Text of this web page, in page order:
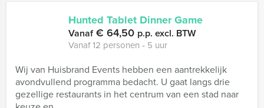
Hunted Tablet Dinner Game
Vanaf€ 64,50 p.p. excl. BTW
Vanaf 12 personen ‐ 5 uur
Wij van Huisbrand Events hebben een aantrekkelijk
avondvullend programma bedacht. U gaat langs drie
gezellige restaurants in het centrum van een stad naar